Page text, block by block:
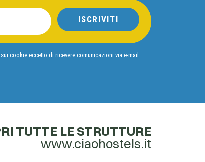
ISCRIVITI
, suicookie eccetto di ricevere comunicazioni via e-mail
TUTTE LE STRUTTURE
www.ciaohostels.it